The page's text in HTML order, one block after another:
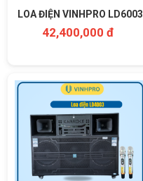
LOA ĐIỆN VINHPRO LD6003
42,400,000 đ